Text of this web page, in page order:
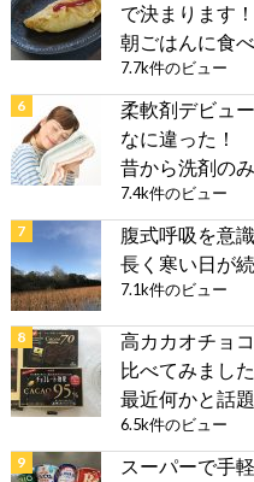
で決まります！
朝ごはんに食
7.7k件のビュー
柔軟剤デビュ
なに違った！
昔から洗剤の
7.4k件のビュー
腹式呼吸を意
長く寒い日が
7.1k件のビュー
高カカオチョ
比べてみました
最近何かと話
6.5k件のビュー
スーパーで手